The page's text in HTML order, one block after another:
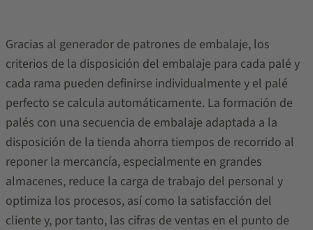
Gracias al generador de patrones de embalaje, los
criterios de la disposición del embalaje para cada palé y
cada rama pueden definirse individualmente y el palé
perfecto se calcula automáticamente. La formación de
palés con una secuencia de embalaje adaptada a la
disposición de la tienda ahorra tiempos de recorrido al
reponer la mercancía, especialmente en grandes
almacenes, reduce la carga de trabajo del personal y
optimiza los procesos, así como la satisfacción del
cliente y, por tanto, las cifras de ventas en el punto de